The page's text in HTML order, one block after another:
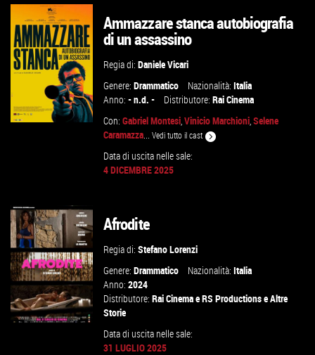
TROVA IL CINEMA
VAI ALLA SCHEDA
VAI ALLA SCHEDA
Ammazzare stanca autobiografia
di un assassino
Regia di:Daniele Vicari
Genere:Drammatico Nazionalità:Italia
Anno:- n.d. - Distributore:Rai Cinema
Con:Gabriel Montesi,Vinicio Marchioni,Selene
Caramazza...Vedi tutto il cast
Data di uscita nelle sale:
4 DICEMBRE 2025
Afrodite
Regia di:Stefano Lorenzi
Genere:Drammatico Nazionalità:Italia
Anno:2024
Distributore:Rai CinemaeRS ProductionseAltre
Storie
Data di uscita nelle sale:
31 LUGLIO 2025